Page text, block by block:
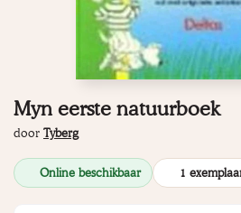
Myn eerste natuurboek
door Tyberg
Online beschikbaar 1